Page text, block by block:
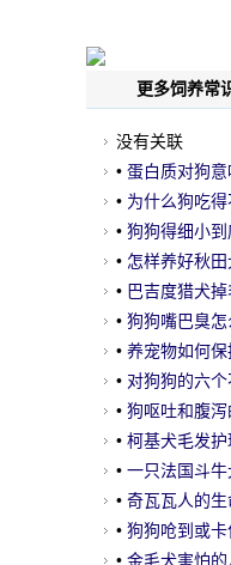
更多饲养常
没有关联
• 蛋白质对狗
• 为什么狗吃
• 狗狗得细小
• 怎样养好秋田
• 巴吉度猎犬
• 狗狗嘴巴臭怎
• 养宠物如何
• 对狗狗的六
• 狗呕吐和腹
• 柯基犬毛发
• 一只法国斗
• 奇瓦瓦人的
• 狗狗呛到或
• 金毛犬害怕